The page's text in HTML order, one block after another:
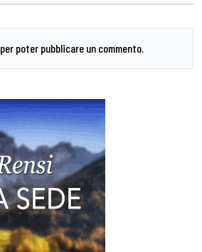
per poter pubblicare un commento.